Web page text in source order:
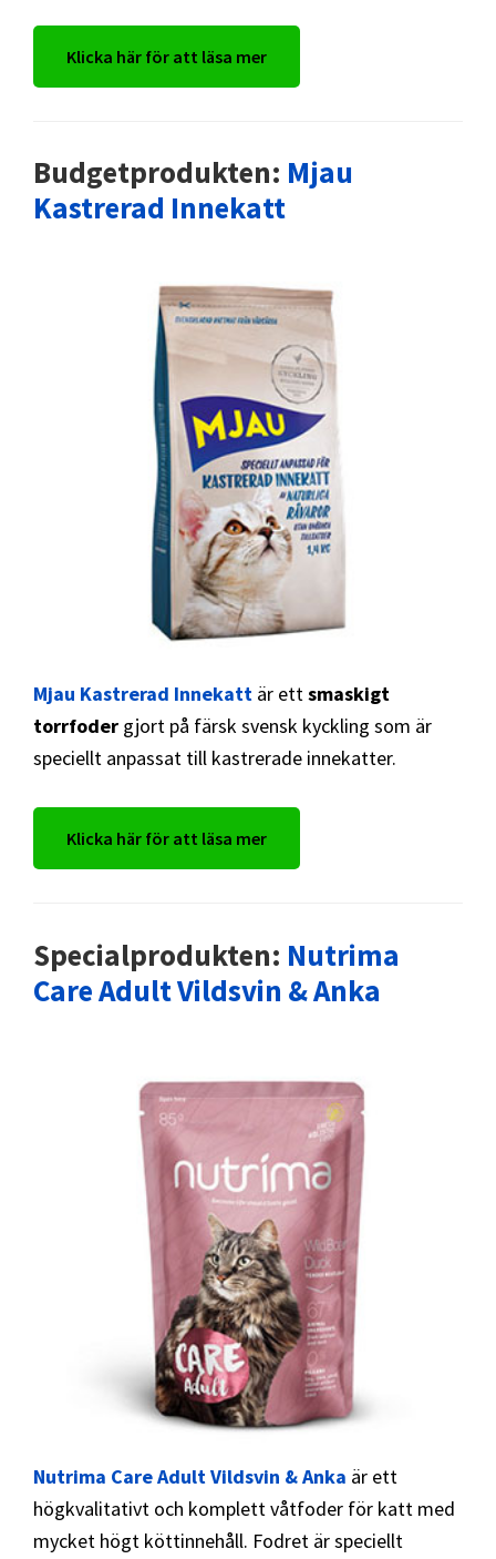
Klicka här för att läsa mer
Budgetprodukten: Mjau
Kastrerad Innekatt
Mjau Kastrerad Innekatt är ettsmaskigt
torrfoder gjort på färsk svensk kyckling som är
speciellt anpassat till kastrerade innekatter.
Klicka här för att läsa mer
Specialprodukten: Nutrima
Care Adult Vildsvin & Anka
Nutrima Care Adult Vildsvin & Anka är ett
högkvalitativt och komplett våtfoder för katt med
mycket högt köttinnehåll. Fodret är speciellt